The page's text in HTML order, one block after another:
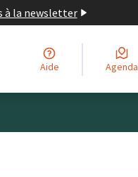
à la newsletter
Aide Agenda